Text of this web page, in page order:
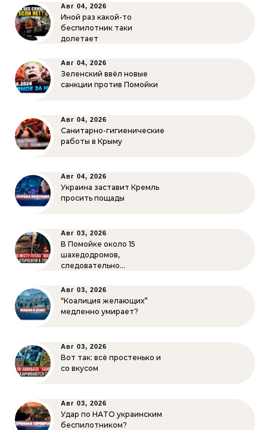
Авг 04, 2026
Иной раз какой-то
беспилотник таки
долетает
Авг 04, 2026
Зеленский ввёл новые
санкции против Помойки
Авг 04, 2026
Санитарно-гигиенические
работы в Крыму
Авг 04, 2026
Украина заставит Кремль
просить пощады
Авг 03, 2026
В Помойке около 15
шахедодромов,
следовательно…
Авг 03, 2026
“Коалиция желающих”
медленно умирает?
Авг 03, 2026
Вот так: всё простенько и
со вкусом
Авг 03, 2026
Удар по НАТО украинским
беспилотником?